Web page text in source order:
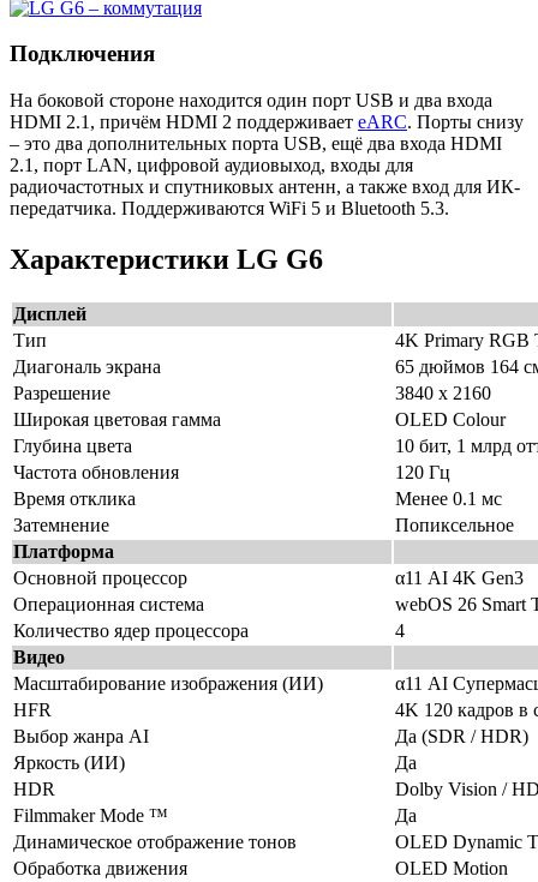
Подключения
На боковой стороне находится один порт USB и два входа
HDMI 2.1, причём HDMI 2 поддерживает eARC. Порты снизу
– это два дополнительных порта USB, ещё два входа HDMI
2.1, порт LAN, цифровой аудиовыход, входы для
радиочастотных и спутниковых антенн, а также вход для ИК-
передатчика. Поддерживаются WiFi 5 и Bluetooth 5.3.
Характеристики LG G6
Дисплей
Тип
4K Primary RGB
Диагональ экрана
65 дюймов 164
Разрешение
3840 x 2160
Широкая цветовая гамма
OLED Colour
Глубина цвета
10 бит, 1 млрд
Частота обновления
120 Гц
Время отклика
Менее 0.1 мс
Затемнение
Попиксельное
Платформа
Основной процессор
α11 AI 4K Gen3
Операционная система
webOS 26 Smart
Количество ядер процессора
4
Видео
Масштабирование изображения (ИИ)
α11 AI
HFR
4K 120 кадров в
Выбор жанра AI
Да (SDR / HDR)
Яркость (ИИ)
Да
HDR
Dolby Vision /
Filmmaker Mode ™
Да
Динамическое отображение тонов
OLED Dynamic
Обработка движения
OLED Motion